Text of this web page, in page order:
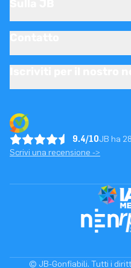
9.4/10JB ha
Scrivi una recensione ->
© JB-Gonfiabili. Tutti i